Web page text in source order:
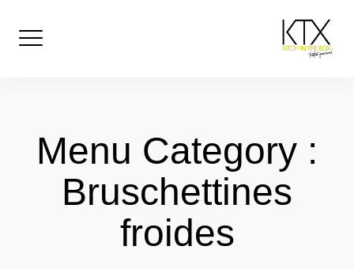
Menu Category :
Bruschettines
froides